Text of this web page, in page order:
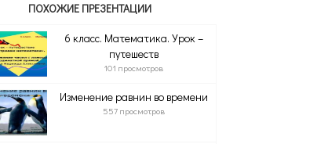
ПОХОЖИЕ ПРЕЗЕНТАЦИИ
6 класс. Математика. Урок –
путешеств
101 просмотров
Изменение равнин во времени
557 просмотров